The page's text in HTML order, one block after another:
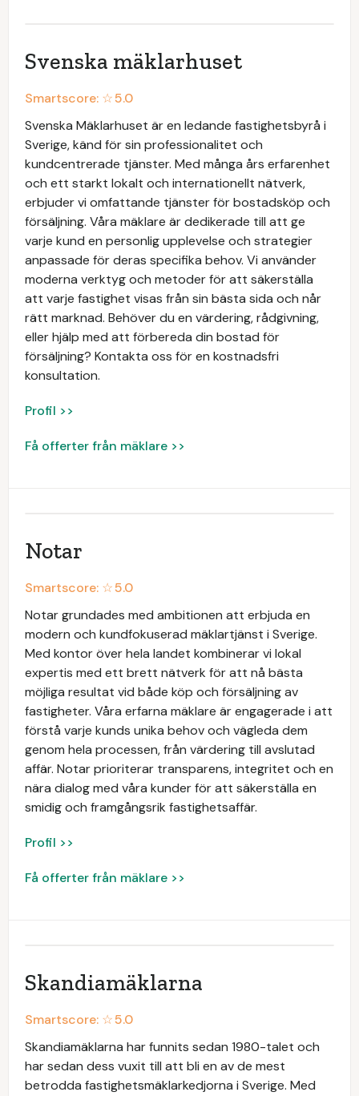
Svenska mäklarhuset
Smartscore: ☆5.0
Svenska Mäklarhuset är en ledande fastighetsbyrå i
Sverige, känd för sin professionalitet och
kundcentrerade tjänster. Med många års erfarenhet
och ett starkt lokalt och internationellt nätverk,
erbjuder vi omfattande tjänster för bostadsköp och
försäljning. Våra mäklare är dedikerade till att ge
varje kund en personlig upplevelse och strategier
anpassade för deras specifika behov. Vi använder
moderna verktyg och metoder för att säkerställa
att varje fastighet visas från sin bästa sida och når
rätt marknad. Behöver du en värdering, rådgivning,
eller hjälp med att förbereda din bostad för
försäljning? Kontakta oss för en kostnadsfri
konsultation.
Profil >>
Få offerter från mäklare >>
Notar
Smartscore: ☆5.0
Notar grundades med ambitionen att erbjuda en
modern och kundfokuserad mäklartjänst i Sverige.
Med kontor över hela landet kombinerar vi lokal
expertis med ett brett nätverk för att nå bästa
möjliga resultat vid både köp och försäljning av
fastigheter. Våra erfarna mäklare är engagerade i att
förstå varje kunds unika behov och vägleda dem
genom hela processen, från värdering till avslutad
affär. Notar prioriterar transparens, integritet och en
nära dialog med våra kunder för att säkerställa en
smidig och framgångsrik fastighetsaffär.
Profil >>
Få offerter från mäklare >>
Skandiamäklarna
Smartscore: ☆5.0
Skandiamäklarna har funnits sedan 1980-talet och
har sedan dess vuxit till att bli en av de mest
betrodda fastighetsmäklarkedjorna i Sverige. Med